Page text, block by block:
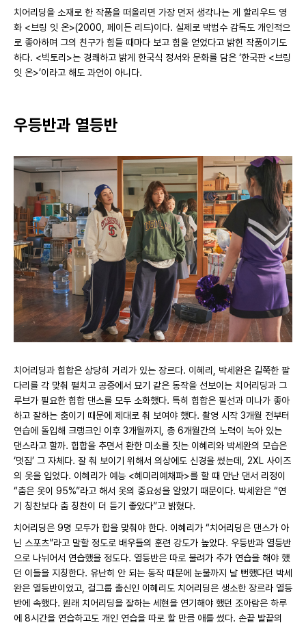
치어리딩을 소재로 한 작품을 떠올리면 가장 먼저 생각나는 게 할리우드 영
화 <브링 잇 온>(2000, 페이든 리드)이다. 실제로 박범수 감독도 개인적으
로 좋아하며 그의 친구가 힘들 때마다 보고 힘을 얻었다고 밝힌 작품이기도
하다. <빅토리>는 경쾌하고 밝게 한국식 정서와 문화를 담은 ‘한국판 <브링
잇 온>’이라고 해도 과언이 아니다.
우등반과 열등반
치어리딩과 힙합은 상당히 거리가 있는 장르다. 이혜리, 박세완은 길쭉한 팔
다리를 각 맞춰 펼치고 공중에서 묘기 같은 동작을 선보이는 치어리딩과 그
루브가 필요한 힙합 댄스를 모두 소화했다. 특히 힙합은 필선과 미나가 좋아
하고 잘하는 춤이기 때문에 제대로 춰 보여야 했다. 촬영 시작 3개월 전부터
연습에 돌입해 크랭크인 이후 3개월까지, 총 6개월간의 노력이 녹아 있는
댄스라고 할까. 힙합을 추면서 환한 미소를 짓는 이혜리와 박세완의 모습은
‘멋짐’ 그 자체다. 잘 춰 보이기 위해서 의상에도 신경을 썼는데, 2XL 사이즈
의 옷을 입었다. 이혜리가 예능 <혜미리예채파>를 할 때 만난 댄서 리정이
“춤은 옷이 95%”라고 해서 옷의 중요성을 알았기 때문이다. 박세완은 “연
기 칭찬보다 춤 칭찬이 더 듣기 좋았다”고 밝혔다.
치어리딩은 9명 모두가 합을 맞춰야 한다. 이혜리가 “치어리딩은 댄스가 아
닌 스포츠”라고 말할 정도로 배우들의 훈련 강도가 높았다. 우등반과 열등반
으로 나뉘어서 연습했을 정도다. 열등반은 따로 불려가 추가 연습을 해야 했
던 이들을 지칭한다. 유난히 안 되는 동작 때문에 눈물까지 날 뻔했다던 박세
완은 열등반이었고, 걸그룹 출신인 이혜리도 치어리딩은 생소한 장르라 열등
반에 속했다. 원래 치어리딩을 잘하는 세현을 연기해야 했던 조아람은 하루
에 8시간을 연습하고도 개인 연습을 따로 할 만큼 애를 썼다. 손끝 발끝의